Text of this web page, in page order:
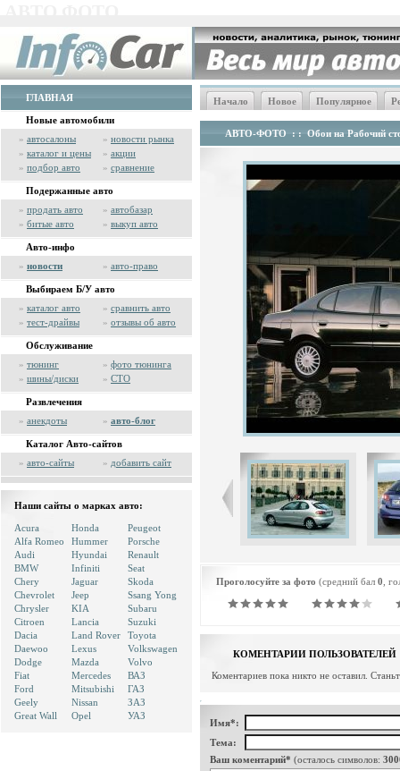
ГЛАВНАЯ
Новые автомобили
» автосалоны » новости рынка
» каталог и цены » акции
» подбор авто » сравнение
Подержанные авто
» продать авто » автобазар
» битые авто » выкуп авто
Авто-инфо
» новости » авто-право
Выбираем Б/У авто
» каталог авто » сравнить авто
» тест-драйвы » отзывы об авто
Обслуживание
» тюнинг » фото тюнинга
» шины/диски » СТО
Развлечения
» анекдоты » авто-блог
Каталог Авто-сайтов
» авто-сайты » добавить сайт
Наши сайты о марках авто:
Acura
Alfa Romeo
Audi
BMW
Chery
Chevrolet
Chrysler
Citroen
Dacia
Daewoo
Dodge
Fiat
Ford
Geely
Great Wall
Honda
Hummer
Hyundai
Infiniti
Jaguar
Jeep
KIA
Lancia
Land Rover
Lexus
Mazda
Mercedes
Mitsubishi
Nissan
Opel
Peugeot
Porsche
Renault
Seat
Skoda
Ssang Yong
Subaru
Suzuki
Toyota
Volkswagen
Volvo
ВАЗ
ГАЗ
ЗАЗ
УАЗ
Начало Новое Популярное
АВТО-ФОТО : : Обои на Рабочий
Проголосуйте за фото (средний бал 0 ,
КОМЕНТАРИИ ПОЛЬЗОВАТЕЛЕЙ
Коментариев пока никто не оставил.
Имя*:
Тема:
Ваш коментарий* (осталось символов: